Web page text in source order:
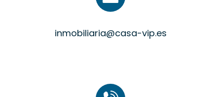
inmobiliaria@casa-vip.es